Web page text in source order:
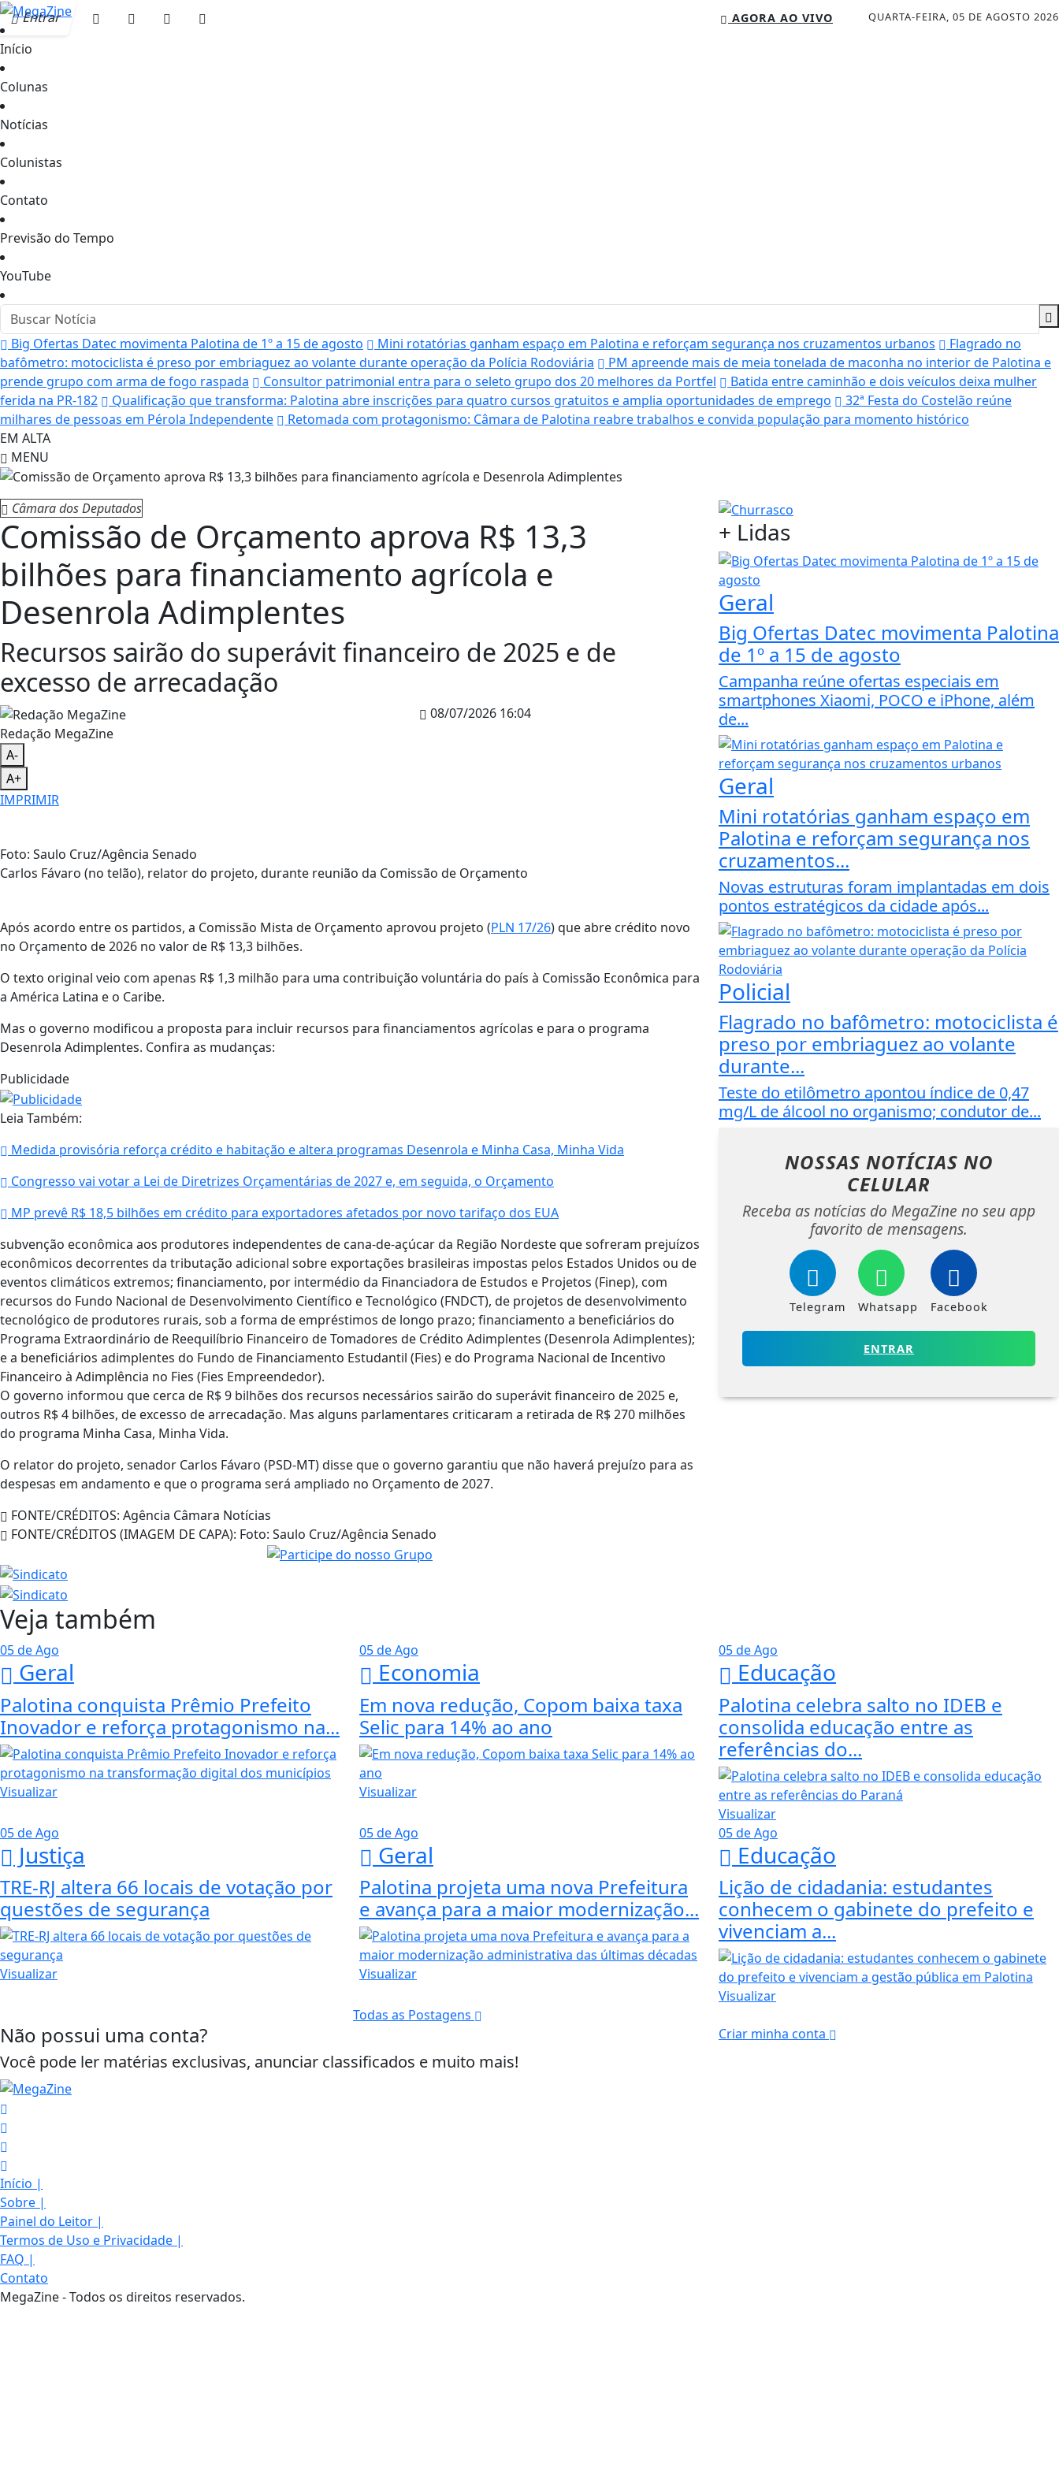
Entrar QUARTA-FEIRA, 05 DE AGOSTO 2026
AGORA AO VIVO
Início
Colunas
Notícias
Colunistas
Contato
Previsão do Tempo
YouTube
Big Ofertas Datec movimenta Palotina de 1º a 15 de agosto Mini rotatórias ganham espaço em Palotina e reforçam segurança nos cruzamentos urbanos
Flagrado no
bafômetro: motociclista é preso por embriaguez ao volante durante operação da Polícia Rodoviária
PM apreende mais de meia tonelada de maconha no interior de Palotina e
prende grupo com arma de fogo raspada
Consultor patrimonial entra para o seleto grupo dos 20 melhores da Portfel
Batida entre caminhão e dois veículos deixa mulher
ferida na PR-182
Qualificação que transforma: Palotina abre inscrições para quatro cursos gratuitos e amplia oportunidades de emprego
32ª Festa do Costelão reúne
milhares de pessoas em Pérola Independente
Retomada com protagonismo: Câmara de Palotina reabre trabalhos e convida população para momento histórico
EM ALTA
MENU
Câmara dos Deputados
Comissão de Orçamento aprova R$ 13,3
bilhões para financiamento agrícola e
Desenrola Adimplentes
Recursos sairão do superávit financeiro de 2025 e de
excesso de arrecadação
Redação MegaZine
08/07/2026 16:04
A-
A+
IMPRIMIR
Foto: Saulo Cruz/Agência Senado
Carlos Fávaro (no telão), relator do projeto, durante reunião da Comissão de Orçamento
Após acordo entre os partidos, a Comissão Mista de Orçamento aprovou projeto (PLN 17/26) que abre crédito novo
no Orçamento de 2026 no valor de R$ 13,3 bilhões.
O texto original veio com apenas R$ 1,3 milhão para uma contribuição voluntária do país à Comissão Econômica para
a América Latina e o Caribe.
Mas o governo modificou a proposta para incluir recursos para financiamentos agrícolas e para o programa
Desenrola Adimplentes. Confira as mudanças:
Publicidade
Leia Também:
Medida provisória reforça crédito e habitação e altera programas Desenrola e Minha Casa, Minha Vida
Congresso vai votar a Lei de Diretrizes Orçamentárias de 2027 e, em seguida, o Orçamento
MP prevê R$ 18,5 bilhões em crédito para exportadores afetados por novo tarifaço dos EUA
subvenção econômica aos produtores independentes de cana-de-açúcar da Região Nordeste que sofreram prejuízos
econômicos decorrentes da tributação adicional sobre exportações brasileiras impostas pelos Estados Unidos ou de
eventos climáticos extremos; financiamento, por intermédio da Financiadora de Estudos e Projetos (Finep), com
recursos do Fundo Nacional de Desenvolvimento Científico e Tecnológico (FNDCT), de projetos de desenvolvimento
tecnológico de produtores rurais, sob a forma de empréstimos de longo prazo; financiamento a beneficiários do
Programa Extraordinário de Reequilíbrio Financeiro de Tomadores de Crédito Adimplentes (Desenrola Adimplentes);
e a beneficiários adimplentes do Fundo de Financiamento Estudantil (Fies) e do Programa Nacional de Incentivo
Financeiro à Adimplência no Fies (Fies Empreendedor).
O governo informou que cerca de R$ 9 bilhões dos recursos necessários sairão do superávit financeiro de 2025 e,
outros R$ 4 bilhões, de excesso de arrecadação. Mas alguns parlamentares criticaram a retirada de R$ 270 milhões
do programa Minha Casa, Minha Vida.
O relator do projeto, senador Carlos Fávaro (PSD-MT) disse que o governo garantiu que não haverá prejuízo para as
despesas em andamento e que o programa será ampliado no Orçamento de 2027.
FONTE/CRÉDITOS: Agência Câmara Notícias
FONTE/CRÉDITOS (IMAGEM DE CAPA): Foto: Saulo Cruz/Agência Senado
+ Lidas
Geral
Big Ofertas Datec movimenta Palotina
de 1º a 15 de agosto
Campanha reúne ofertas especiais em
smartphones Xiaomi, POCO e iPhone, além
de...
Geral
Mini rotatórias ganham espaço em
Palotina e reforçam segurança nos
cruzamentos...
Novas estruturas foram implantadas em dois
pontos estratégicos da cidade após...
Policial
Flagrado no bafômetro: motociclista é
preso por embriaguez ao volante
durante...
Teste do etilômetro apontou índice de 0,47
mg/L de álcool no organismo; condutor de...
NOSSAS NOTÍCIAS NO
CELULAR
Receba as notícias do MegaZine no seu app
favorito de mensagens.
Telegram Whatsapp Facebook
ENTRAR
Veja também
05 de Ago
Geral
Palotina conquista Prêmio Prefeito
Inovador e reforça protagonismo na...
Visualizar
05 de Ago
Economia
Em nova redução, Copom baixa taxa
Selic para 14% ao ano
Visualizar
05 de Ago
Educação
Palotina celebra salto no IDEB e
consolida educação entre as
referências do...
Visualizar
05 de Ago
Justiça
TRE-RJ altera 66 locais de votação por
questões de segurança
Visualizar
05 de Ago
Geral
Palotina projeta uma nova Prefeitura
e avança para a maior modernização...
Visualizar
05 de Ago
Educação
Lição de cidadania: estudantes
conhecem o gabinete do prefeito e
vivenciam a...
Visualizar
Todas as Postagens
Não possui uma conta?
Você pode ler matérias exclusivas, anunciar classificados e muito mais!
Criar minha conta
Início |
Sobre |
Painel do Leitor |
Termos de Uso e Privacidade |
FAQ |
Contato
MegaZine - Todos os direitos reservados.